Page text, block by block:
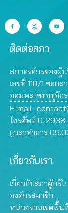
ติดต่อสภา
สภาองค์กรของผู้
เลขที่ 110/1 ซอย
จอมพล เขตจตุจัก
E-mail :
โทรศัพท์ 0-
(เวลาทำการ
เกี่ยวกับเรา
เกี่ยวกับสภาผู้บริโ
องค์กรสมาชิก
หน่วยงานเขตพื้นที่